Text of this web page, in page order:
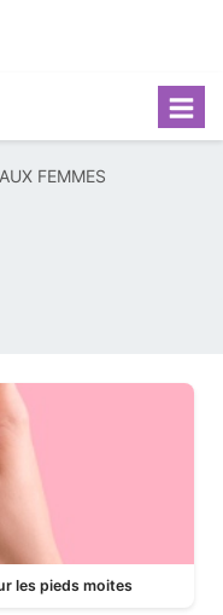
AUX FEMMES
les pieds moites